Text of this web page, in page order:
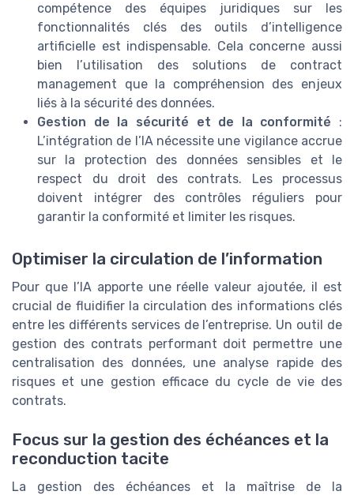
compétence des équipes juridiques sur les
fonctionnalités clés des outils d’intelligence
artificielle est indispensable. Cela concerne aussi
bien l’utilisation des solutions de contract
management que la compréhension des enjeux
liés à la sécurité des données.
Gestion de la sécurité et de la conformité :
L’intégration de l’IA nécessite une vigilance accrue
sur la protection des données sensibles et le
respect du droit des contrats. Les processus
doivent intégrer des contrôles réguliers pour
garantir la conformité et limiter les risques.
Optimiser la circulation de l’information
Pour que l’IA apporte une réelle valeur ajoutée, il est
crucial de fluidifier la circulation des informations clés
entre les différents services de l’entreprise. Un outil de
gestion des contrats performant doit permettre une
centralisation des données, une analyse rapide des
risques et une gestion efficace du cycle de vie des
contrats.
Focus sur la gestion des échéances et la
reconduction tacite
La gestion des échéances et la maîtrise de la